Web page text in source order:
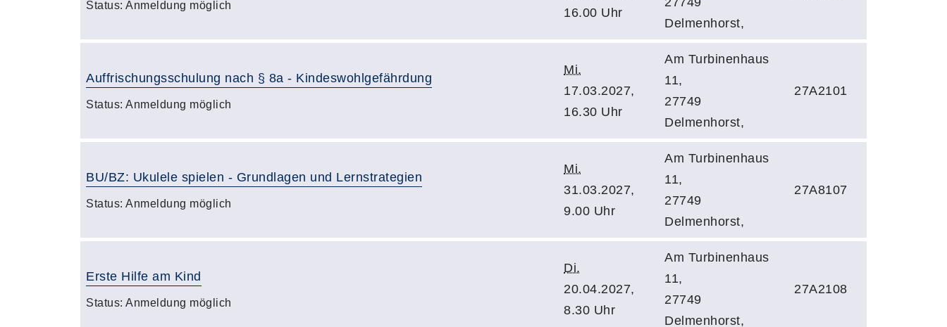
Status: Anmeldung möglich
16.00 Uhr
Delmenhorst,
Auffrischungsschulung nach § 8a - Kindeswohlgefährdung
Status: Anmeldung möglich
Mi.
17.03.2027,
16.30 Uhr
Am Turbinenhaus
11,
27749
Delmenhorst,
27A2101
BU/BZ: Ukulele spielen - Grundlagen und Lernstrategien
Status: Anmeldung möglich
Mi.
31.03.2027,
9.00 Uhr
Am Turbinenhaus
11,
27749
Delmenhorst,
27A8107
Erste Hilfe am Kind
Status: Anmeldung möglich
Di.
20.04.2027,
8.30 Uhr
Am Turbinenhaus
11,
27749
Delmenhorst,
27A2108